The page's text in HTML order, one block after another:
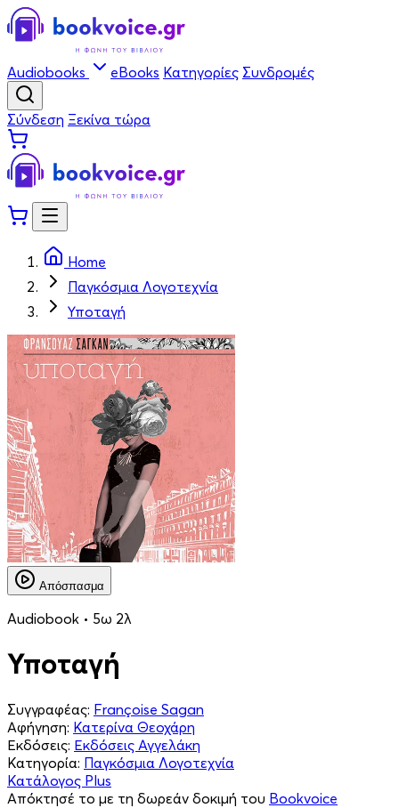
Audiobooks eBooks Κατηγορίες Συνδρομές
Σύνδεση Ξεκίνα τώρα
Home
Παγκόσμια Λογοτεχνία
Υποταγή
Απόσπασμα
Audiobook • 5ω 2λ
Υποταγή
Συγγραφέας: Françoise Sagan
Αφήγηση: Κατερίνα Θεοχάρη
Εκδόσεις: Εκδόσεις Αγγελάκη
Κατηγορία: Παγκόσμια Λογοτεχνία
Κατάλογος Plus
Απόκτησέ το με τη δωρεάν δοκιμή του Bookvoice